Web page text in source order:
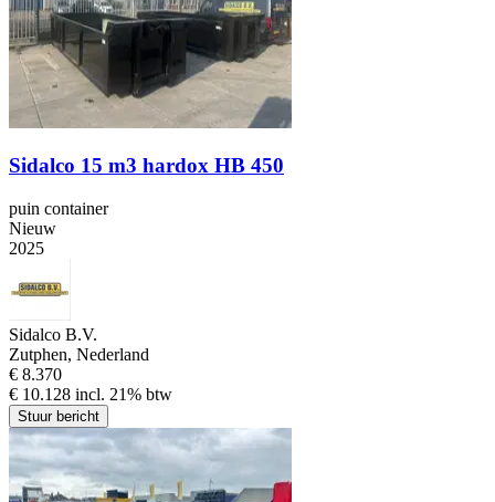
Sidalco 15 m3 hardox HB 450
puin container
Nieuw
2025
Sidalco B.V.
Zutphen, Nederland
€ 8.370
€ 10.128 incl. 21% btw
Stuur bericht